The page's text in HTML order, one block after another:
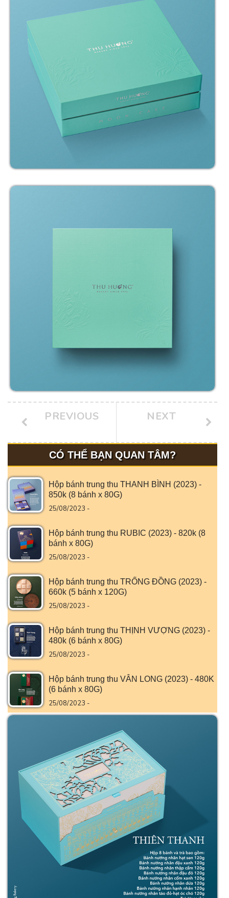
NEXT
PREVIOUS
CÓ THỂ BẠN QUAN TÂM?
Hộp bánh trung thu THANH BÌNH (2023) -
850k (8 bánh x 80G)
25/08/2023 -
Hộp bánh trung thu RUBIC (2023) - 820k (8
bánh x 80G)
25/08/2023 -
Hộp bánh trung thu TRỐNG ĐỒNG (2023) -
660k (5 bánh x 120G)
25/08/2023 -
Hộp bánh trung thu THỊNH VƯỢNG (2023) -
480k (6 bánh x 80G)
25/08/2023 -
Hộp bánh trung thu VÂN LONG (2023) - 480K
(6 bánh x 80G)
25/08/2023 -